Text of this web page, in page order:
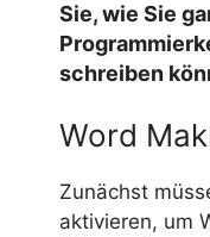
Sie, wie Sie
schreiben
Word
Zunächst
aktivieren, um